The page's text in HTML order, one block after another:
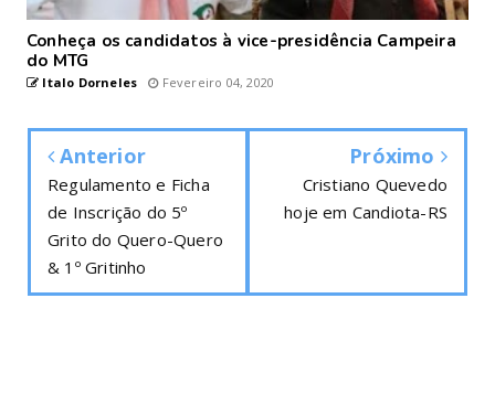
Conheça os candidatos à vice-presidência Campeira
do MTG
Italo Dorneles Fevereiro 04, 2020
Anterior
Regulamento e Ficha
de Inscrição do 5º
Grito do Quero-Quero
& 1º Gritinho
Próximo
Cristiano Quevedo
hoje em Candiota-RS